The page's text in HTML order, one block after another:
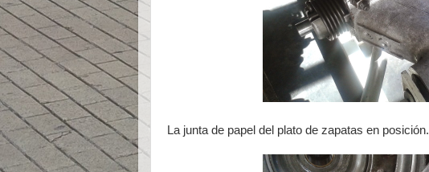
La junta de papel del plato de zapatas en posición.